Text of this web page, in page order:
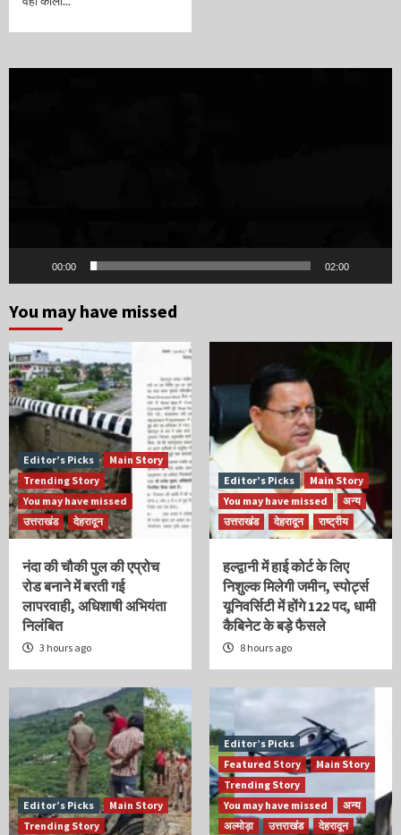
00:00 02:00
You may have missed
Editor’s Picks
Main Story
Trending Story
You may have missed
उत्तराखंड
देहरादून
नंदा की चौकी पुल की एप्रोच
रोड बनाने में बरती गई
लापरवाही, अधिशाषी अभियंता
निलंबित
3 hours ago
Editor’s Picks
Main Story
You may have missed
अन्य
उत्तराखंड
देहरादून राष्ट्रीय
हल्द्वानी में हाई कोर्ट के लिए
निशुल्क मिलेगी जमीन, स्पोर्ट्स
यूनिवर्सिटी में होंगे 122 पद, धामी
कैबिनेट के बड़े फैसले
8 hours ago
Editor’s Picks
Main Story
Trending Story
Editor’s Picks
Featured Story
Main Story
Trending Story
You may have missed
अन्य
अल्मोड़ा
उत्तराखंड
देहरादून